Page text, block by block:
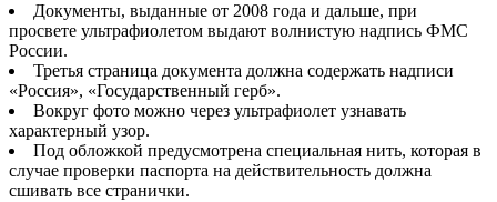
Документы, выданные от 2008 года и дальше, при
просвете ультрафиолетом выдают волнистую надпись ФМС
России.
Третья страница документа должна содержать надписи
«Россия», «Государственный герб».
Вокруг фото можно через ультрафиолет узнавать
характерный узор.
Под обложкой предусмотрена специальная нить, которая в
случае проверки паспорта на действительность должна
сшивать все странички.